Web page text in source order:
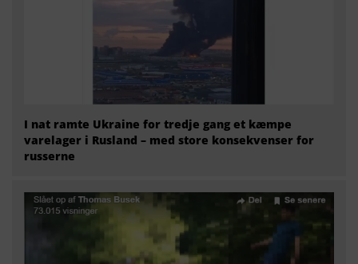
I nat ramte Ukraine for tredje gang et kæmpe
varelager i Rusland – med store konsekvenser for
russerne